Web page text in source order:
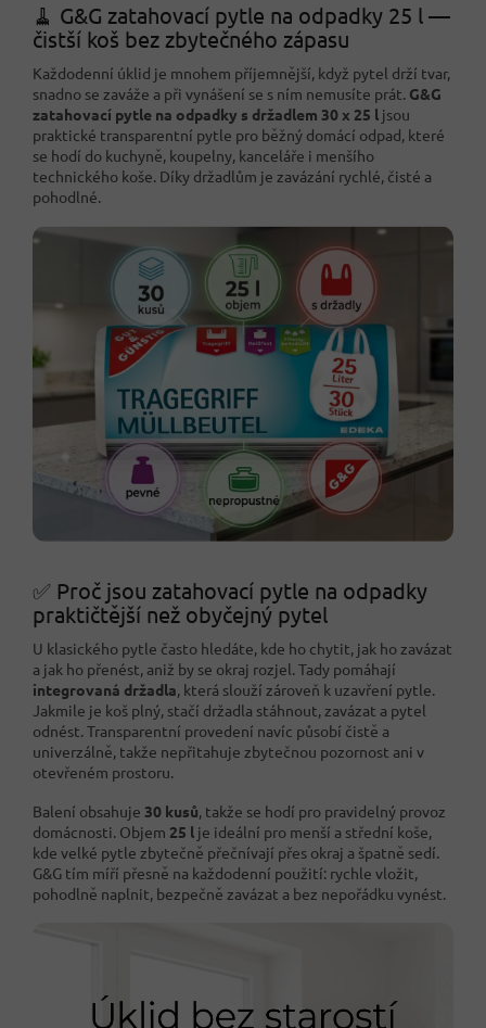
🧹 G&G zatahovací pytle na odpadky 25 l —
čistší koš bez zbytečného zápasu
Každodenní úklid je mnohem příjemnější, když pytel drží tvar,
snadno se zaváže a při vynášení se s ním nemusíte prát. G&G
zatahovací pytle na odpadky s držadlem 30 x 25 l jsou
praktické transparentní pytle pro běžný domácí odpad, které
se hodí do kuchyně, koupelny, kanceláře i menšího
technického koše. Díky držadlům je zavázání rychlé, čisté a
pohodlné.
✅ Proč jsou zatahovací pytle na odpadky
praktičtější než obyčejný pytel
U klasického pytle často hledáte, kde ho chytit, jak ho zavázat
a jak ho přenést, aniž by se okraj rozjel. Tady pomáhají
integrovaná držadla, která slouží zároveň k uzavření pytle.
Jakmile je koš plný, stačí držadla stáhnout, zavázat a pytel
odnést. Transparentní provedení navíc působí čistě a
univerzálně, takže nepřitahuje zbytečnou pozornost ani v
otevřeném prostoru.
Balení obsahuje 30 kusů, takže se hodí pro pravidelný provoz
domácnosti. Objem 25 l je ideální pro menší a střední koše,
kde velké pytle zbytečně přečnívají přes okraj a špatně sedí.
G&G tím míří přesně na každodenní použití: rychle vložit,
pohodlně naplnit, bezpečně zavázat a bez nepořádku vynést.